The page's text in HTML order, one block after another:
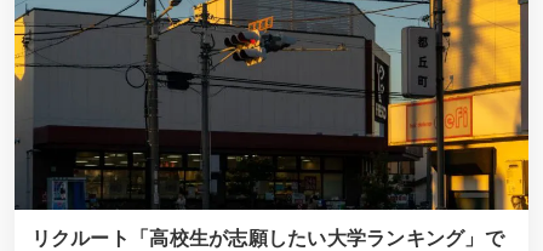
リクルート「高校生が志願したい大学ランキング」で